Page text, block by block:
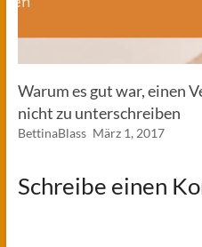
Warum es gut war, einen
nicht zu unterschreiben
BettinaBlass März 1, 2017
Schreibe einen